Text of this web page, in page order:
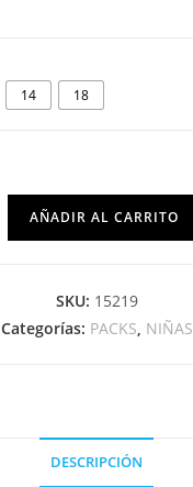
14 18
AÑADIR AL CARRITO
SKU: 15219
Categorías: PACKS NIÑAS
DESCRIPCIÓN